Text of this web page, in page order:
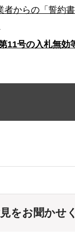
からの「誓約
11号の入札無効
をお聞かせ